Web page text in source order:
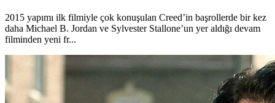
2015 yapımı ilk filmiyle çok konuşulan Creed’in başrollerde bir kez
daha Michael B. Jordan ve Sylvester Stallone’un yer aldığı devam
filminden yeni fr...